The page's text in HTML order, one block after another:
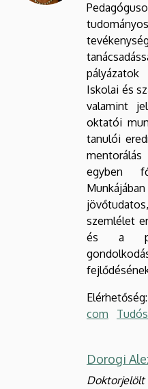
Iskolai és
valamint
oktatói
tanulói
egyben
szemlélet
és a
com
Dorogi
Doktorjelölt